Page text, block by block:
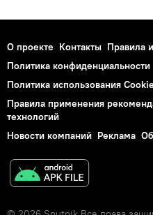
О проекте Контакты Правила
Политика конфиденциальности
Политика использования Cookie
Правила применения
технологий
Новости компаний Реклама